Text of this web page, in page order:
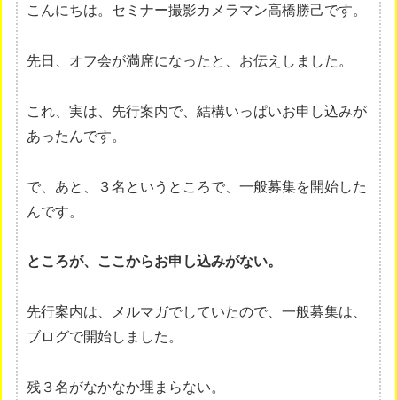
こんにちは。セミナー撮影カメラマン高橋勝己です。
先日、オフ会が満席になったと、お伝えしました。
これ、実は、先行案内で、結構いっぱいお申し込みが
あったんです。
で、あと、３名というところで、一般募集を開始した
んです。
ところが、ここからお申し込みがない。
先行案内は、メルマガでしていたので、一般募集は、
ブログで開始しました。
残３名がなかなか埋まらない。